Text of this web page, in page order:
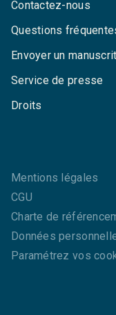
Contactez-nous
Questions
Envoyer un manuscrit
Service de presse
Droits
Mentions légales
CGU
Charte de
Données
Paramétrez vos